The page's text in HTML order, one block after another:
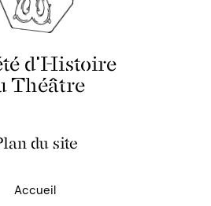
d'Histoire
Théâtre
du site
Accueil